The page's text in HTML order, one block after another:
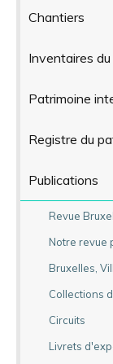
Chantiers
Inventaires
Patrimoine
Registre du
Publications
Revue
Notre revue
Bruxelles,
Collections
Circuits
Livrets